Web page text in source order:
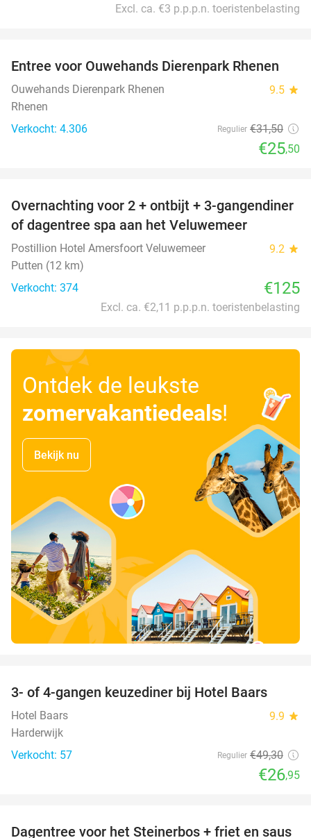
Excl. ca. €3 p.p.p.n. toeristenbelasting
19%
Entree voor Ouwehands Dierenpark Rhenen
Ouwehands Dierenpark Rhenen 9.5 star
Rhenen
Verkocht: 4.306
Regulier €31,50
€25,50
Overnachting voor 2 + ontbijt + 3-gangendiner
of dagentree spa aan het Veluwemeer
Postillion Hotel Amersfoort Veluwemeer 9.2 star
Putten (12 km)
Verkocht: 374
€125
Excl. ca. €2,11 p.p.p.n. toeristenbelasting
Ontdek de leukste
zomervakantiedeals!
Bekijk nu
3- of 4-gangen keuzediner bij Hotel Baars
Hotel Baars 9.9 star
Harderwijk
Verkocht: 57
Regulier €49,30
€26,95
Dagentree voor het Steinerbos + friet en saus